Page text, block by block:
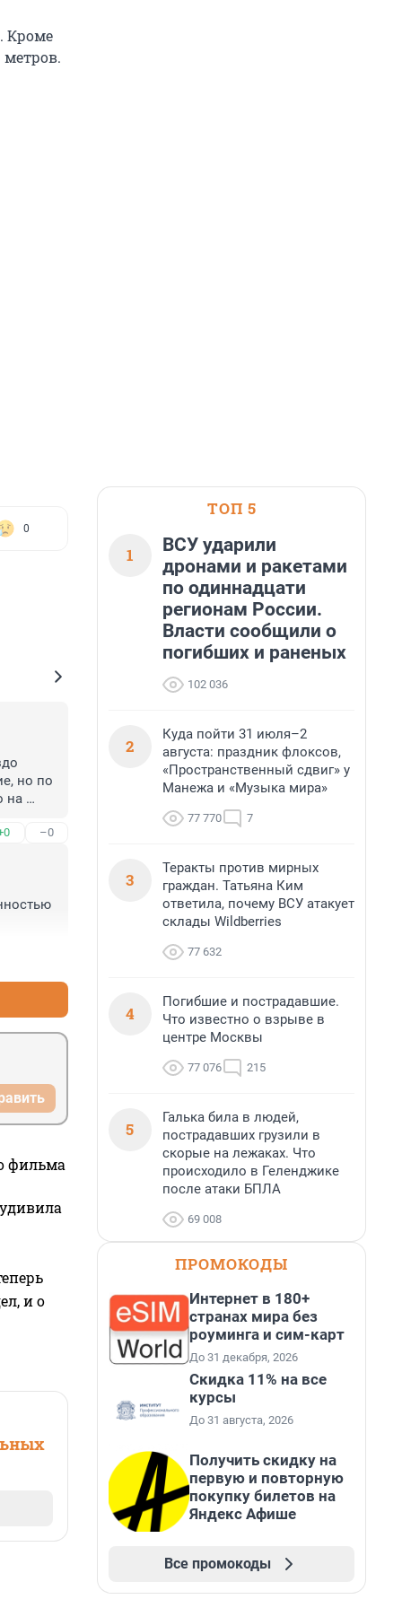
Кроме
метров.
0
но по
на
–0
фильма
и о
ТОП 5
1
ВСУ ударили
дронами и ракетами
по одиннадцати
регионам России.
Власти сообщили о
погибших и раненых
102 036
2
Куда пойти 31 июля–2
августа: праздник флоксов,
«Пространственный сдвиг» у
Манежа и «Музыка мира»
77 770 7
3
Теракты против мирных
граждан. Татьяна Ким
ответила, почему ВСУ атакует
склады Wildberries
77 632
4
Погибшие и пострадавшие.
Что известно о взрыве в
центре Москвы
77 076 215
5
Галька била в людей,
пострадавших грузили в
скорые на лежаках. Что
происходило в Геленджике
после атаки БПЛА
69 008
ПРОМОКОДЫ
Интернет в 180+
странах мира без
роуминга и сим-карт
До 31 декабря, 2026
Скидка 11% на все
курсы
До 31 августа, 2026
Получить скидку на
первую и повторную
покупку билетов на
Яндекс Афише
Все промокоды